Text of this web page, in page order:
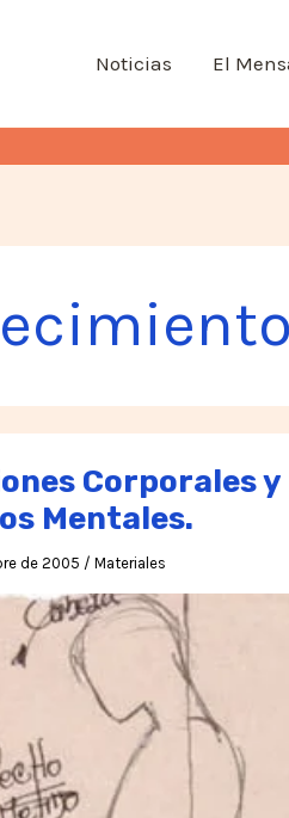
Noticias El
Corporales y
Mentales.
de 2005 / Materiales